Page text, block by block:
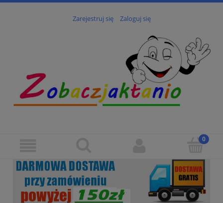
Zarejestruj się Zaloguj się